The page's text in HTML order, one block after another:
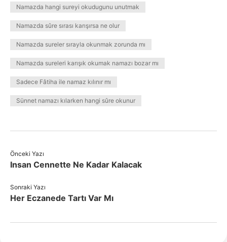
Namazda hangi sureyi okudugunu unutmak
Namazda sûre sırası karışırsa ne olur
Namazda sureler sırayla okunmak zorunda mı
Namazda sureleri karışık okumak namazı bozar mı
Sadece Fâtiha ile namaz kılınır mı
Sünnet namazı kılarken hangi sûre okunur
Önceki Yazı
Insan Cennette Ne Kadar Kalacak
Sonraki Yazı
Her Eczanede Tartı Var Mı